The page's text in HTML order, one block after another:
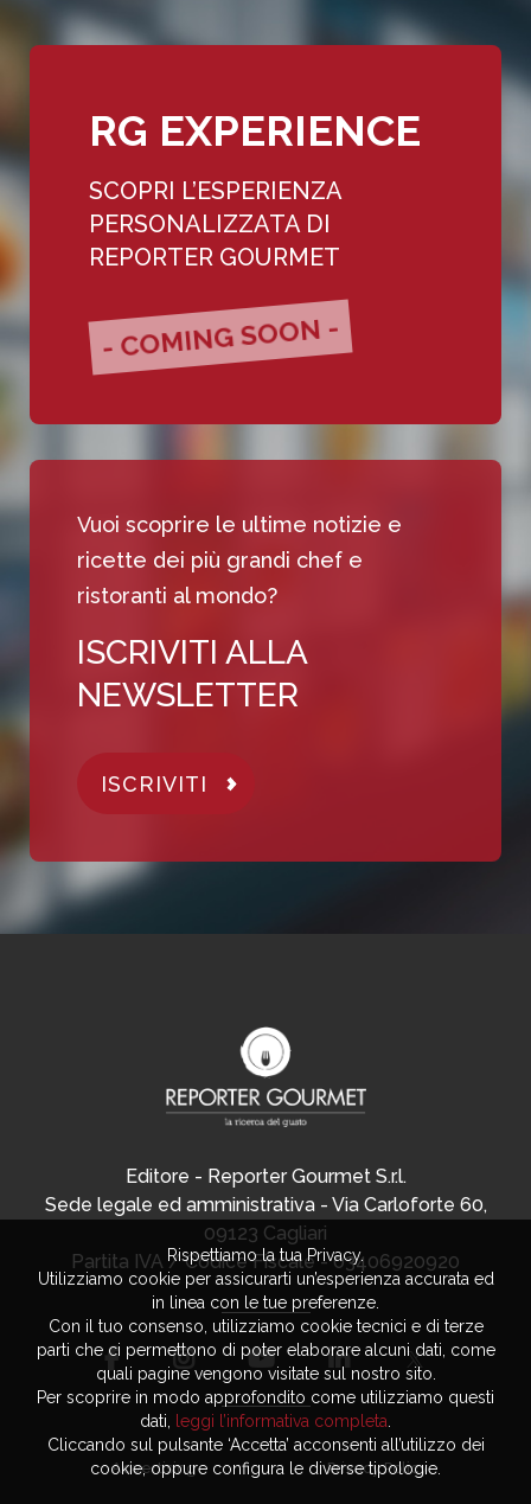
RG EXPERIENCE
SCOPRI L’ESPERIENZA
PERSONALIZZATA DI
REPORTER GOURMET
- COMING SOON -
Vuoi scoprire le ultime notizie e
ricette dei più grandi chef e
ristoranti al mondo?
ISCRIVITI ALLA
NEWSLETTER
ISCRIVITI
Editore - Reporter Gourmet S.r.l.
Sede legale ed amministrativa - Via Carloforte 60,
09123 Cagliari
Partita IVA / Codice Fiscale - 03406920920
Advertising Privacy Policy
Rispettiamo la tua Privacy.
Utilizziamo cookie per assicurarti un’esperienza accurata ed
in linea con le tue preferenze.
Con il tuo consenso, utilizziamo cookie tecnici e di terze
parti che ci permettono di poter elaborare alcuni dati, come
quali pagine vengono visitate sul nostro sito.
Per scoprire in modo approfondito come utilizziamo questi
dati,
leggi l’informativa completa
Cliccando sul pulsante ‘Accetta’ acconsenti all’utilizzo dei
cookie, oppure configura le diverse tipologie.